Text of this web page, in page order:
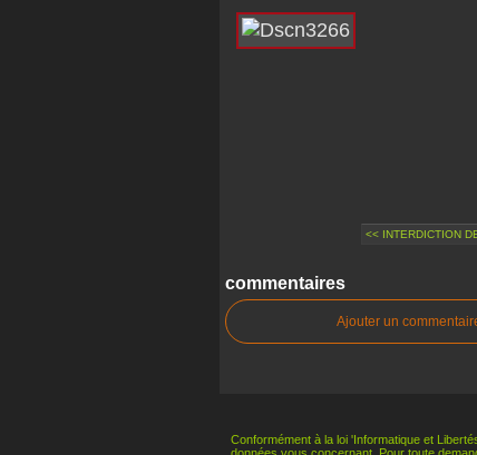
<< INTERDICTION
commentaires
Ajouter un
Conformément à la loi 'Informatique et